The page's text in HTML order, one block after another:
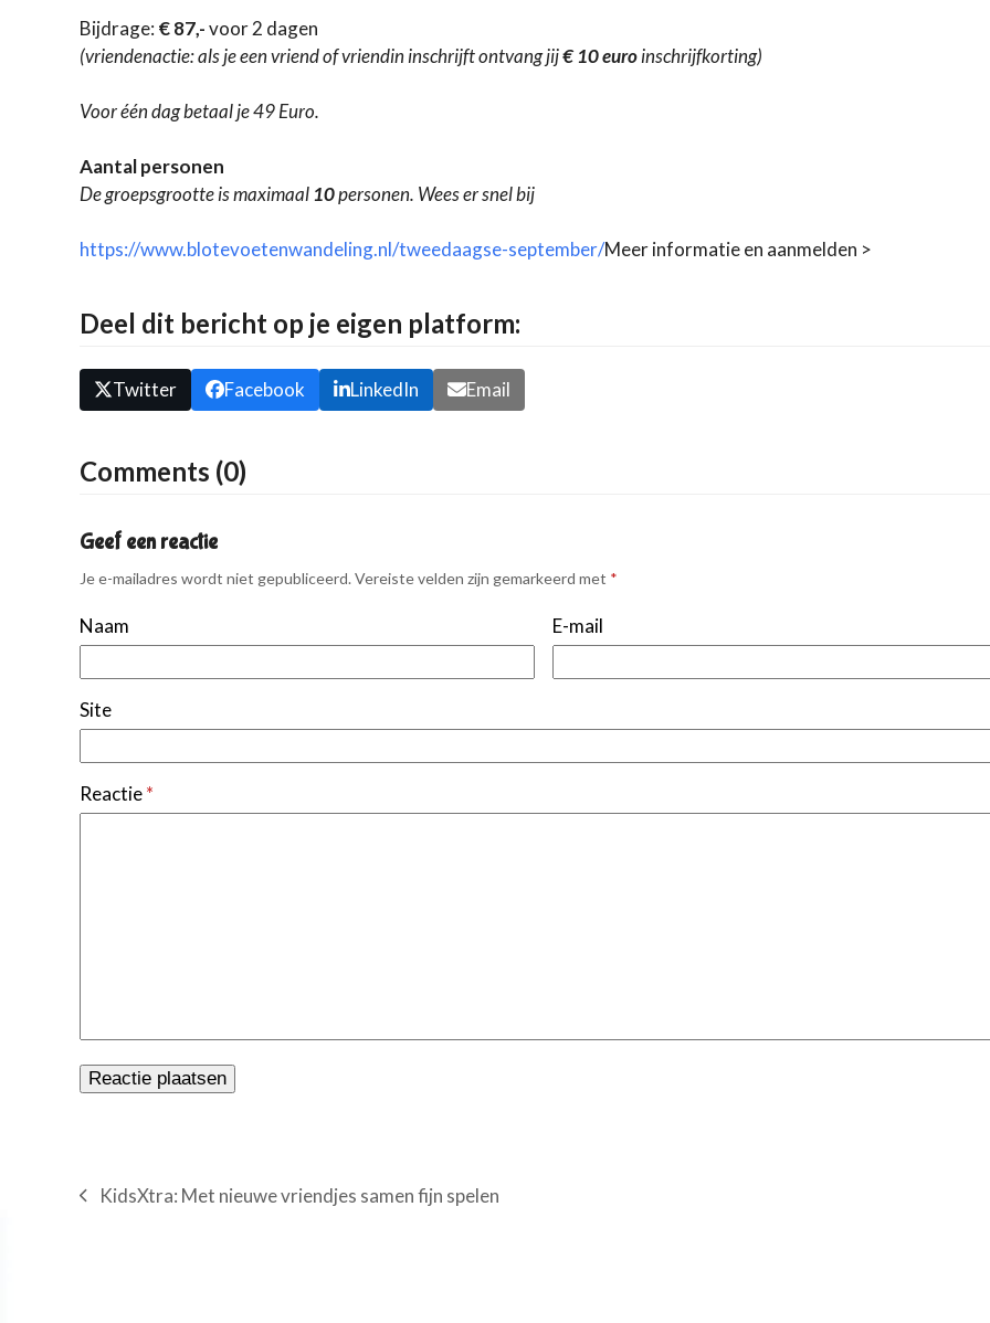
Bijdrage: € 87,-voor 2 dagen
(vriendenactie: als je een vriend of vriendin inschrijft ontvang jij€ 10 euroinschrijfkorting)
Voor één dag betaal je 49 Euro.
Aantal personen
De groepsgrootte is maximaal 10personen. Wees er snel bij
https://www.blotevoetenwandeling.nl/tweedaagse-september/Meer informatie en aanmelden >
Deel dit bericht op je eigen platform:
Twitter Facebook LinkedIn Email
Comments (0)
Geef een reactie
Je e-mailadres wordt niet gepubliceerd. Vereiste velden zijn gemarkeerd met *
Naam E-mail
Site
Reactie*
previous
KidsXtra: Met nieuwe vriendjes samen fijn spelen